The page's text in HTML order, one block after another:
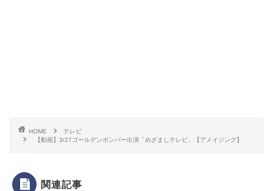
HOME
テレビ
【動画】3/27ゴールデンボンバー出演「めざましテレビ」【アメイジング】
関連記事